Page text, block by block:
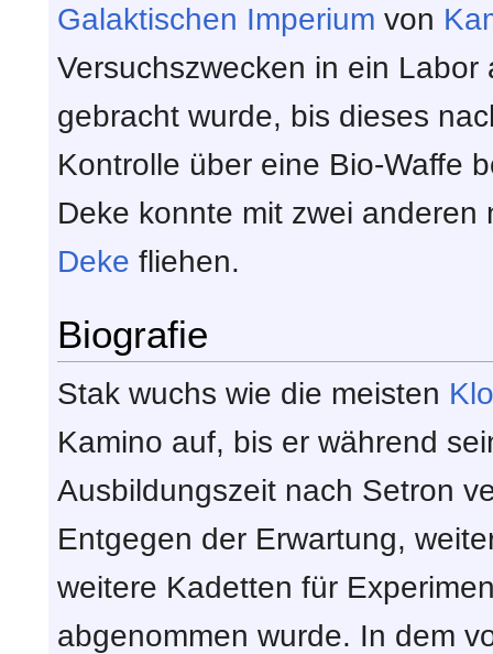
Galaktischen Imperium von
Versuchszwecken in ein
gebracht wurde, bis dieses
Kontrolle über eine Bio-Waffe
Deke konnte mit zwei
Deke fliehen.
Biografie
Stak wuchs wie die meisten
Kamino auf, bis er während
Ausbildungszeit nach Setron
Entgegen der Erwartung,
weitere Kadetten für
abgenommen wurde. In dem